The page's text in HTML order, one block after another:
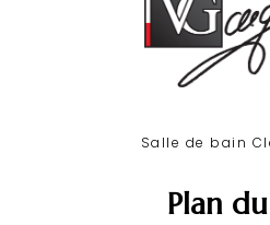
Salle de bain
Plan